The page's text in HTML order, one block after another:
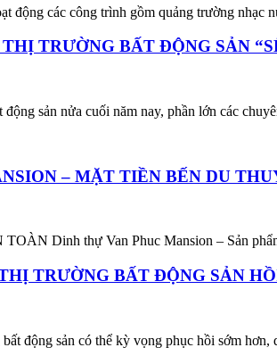
động các công trình gồm quảng trường nhạc
TRƯỜNG BẤT ĐỘNG SẢN
sản nửa cuối năm nay, phần lớn các
– MẶT TIỀN BẾN DU
Dinh thự Van Phuc Mansion – Sản phẩm
TRƯỜNG BẤT ĐỘNG SẢN
động sản có thể kỳ vọng phục hồi sớm